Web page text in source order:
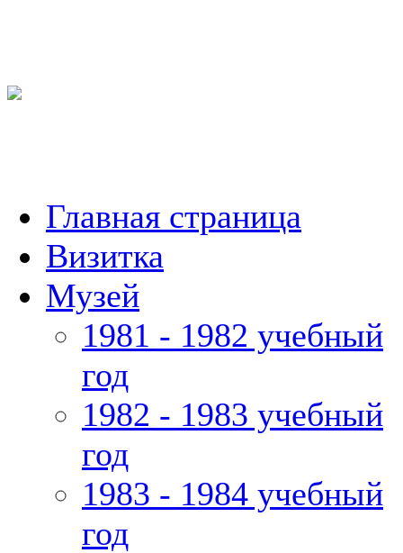
Главная страница
Визитка
Музей
1981 - 1982 учебный
год
1982 - 1983 учебный
год
1983 - 1984 учебный
год